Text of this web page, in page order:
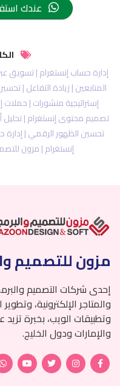
عندك
إدارة حساب إنستغرام | تسويق
المتابعين | زيادة التفاعل |
إستراتيجية منشورات | حملات
تصميم محتوى إنستغرام | تحليل
تحسين الظهور الرقمي |
إنستغرام | مزون
مزون للتصميم
إحدى شركات التصميم
والمتاجر الإلكترونية،
والإمارات ودول الخليج.